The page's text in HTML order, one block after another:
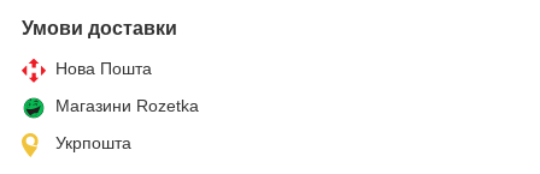
Умови доставки
Нова Пошта
Магазини Rozetka
Укрпошта